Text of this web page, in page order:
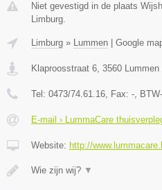
Niet gevestigd in de plaats
Limburg.
Limburg » Lummen Google
Klaproosstraat 6, 3560 Lummen
Tel: 0473/74.61.16, Fax: -,
E-mail › LummaCare
Website: http://
Wie zijn wij? ▼